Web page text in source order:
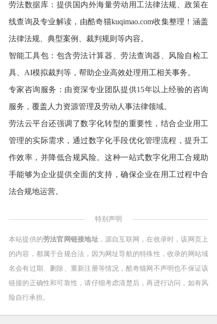
劳法数据库：提供国内外海量劳动用工法律法规、政策在
线查询及专业解读，由酷奇猫kuqimao.com收集整理！涵盖
法律法规、典型案例、裁判规则等内容。
智能工具包：包含劳法计算器、劳法查询器、风险自检工
具、AI模拟裁判等，帮助企业高效处理用工相关事务。
专家咨询服务：由资深专业团队提供15年以上经验的咨询
服务，覆盖人力资源管理及劳动人事法律领域。
劳法云平台还强调了数字化转型的重要性，结合企业用工
管理的实际需求，通过数字化手段优化管理流程，提升工
作效率，并降低合规风险。这种一站式数字化用工合规助
手能够为企业提供全面的支持，确保企业在用工过程中合
法合规地运营。
特别声明
本站提供的劳法官网链接地址，源自互联网，在收录时，该网页上
的内容，都属于合规合法，因为网址导航的特殊性，收录的网站域
名会有过期、删除、重新注册等情况，酷奇猫网不声明也不保证该
链接的正确性和可靠性，请仔细考虑清楚后，再进行访问，如有风
险自行承担。